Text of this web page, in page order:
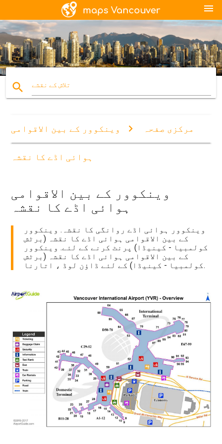
menu
search تلاش کے نقشے
مرکزی صفحہ وینکوور کے بین الاقوامی
ہوائی اڈے کا نقشہ
وینکوور کے بین الاقوامی
ہوائی اڈے کا نقشہ
وینکوور ہوائی اڈے روانگی کا نقشہ. وینکوور
کے بین الاقوامی ہوائی اڈے کا نقشہ (برٹش
کولمبیا - کینیڈا) پرنٹ کرنے کے لئے. وینکوور
کے بین الاقوامی ہوائی اڈے کا نقشہ (برٹش
کولمبیا - کینیڈا) کے لئے ڈاؤن لوڈ ، اتارنا.